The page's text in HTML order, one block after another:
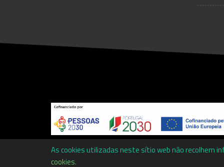
As cookies utilizadas neste sítio web não recolhem
cookies.
Copyright ©Associação Promotora de Ensino